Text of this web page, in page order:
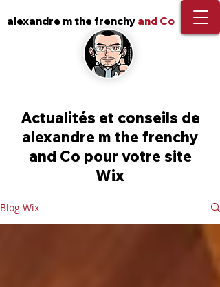
alexandre m the frenchy and Co
Actualités et conseils de
alexandre m the frenchy
and Co pour votre site
Wix
Blog Wix